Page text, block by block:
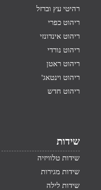
רהיטי עץ וברזל
ריהוט כפרי
ריהוט אינדונזי
ריהוט נורדי
ריהוט ראטן
ריהוט וינטאג'
ריהוט חדש
שידות
שידות טלוויזיה
שידות מגירות
שידות לילה